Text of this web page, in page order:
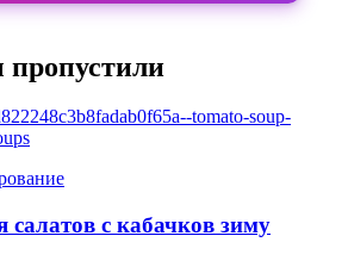
салатов с кабачков зиму